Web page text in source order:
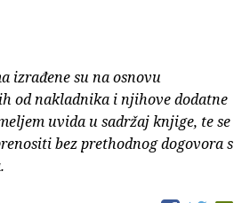
izrađene su na osnovu
od nakladnika i njihove dodatne
uvida u sadržaj knjige, te se
bez prethodnog dogovora s